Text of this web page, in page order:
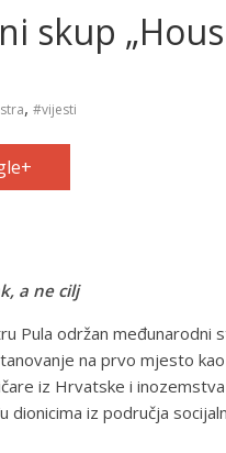
skup
, #vijesti
a ne cilj
Pula održan međunarodni
na prvo mjesto
iz Hrvatske i
iz područja